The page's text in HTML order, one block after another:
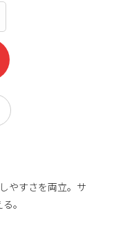
やすさを両立。サ
。